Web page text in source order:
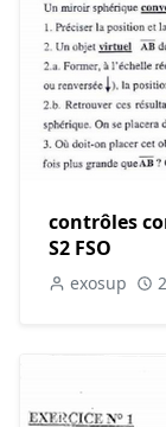
contrôles
S2 FSO
exosup